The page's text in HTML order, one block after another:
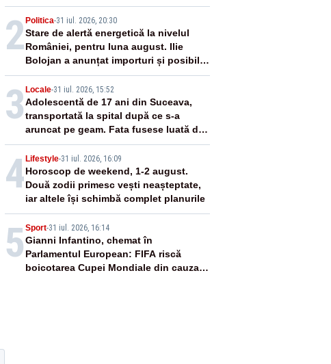
2Politica-31 iul. 2026, 20:30
Stare de alertă energetică la nivelul
României, pentru luna august. Ilie
Bolojan a anunțat importuri și posibile
restricții – VIDEO
3 Locale-31 iul. 2026, 15:52
Adolescentă de 17 ani din Suceava,
transportată la spital după ce s-a
aruncat pe geam. Fata fusese luată de
părinți de la o petrecere cu alcool
4Lifestyle-31 iul. 2026, 16:09
Horoscop de weekend, 1-2 august.
Două zodii primesc vești neașteptate,
iar altele își schimbă complet planurile
5 Sport-31 iul. 2026, 16:14
Gianni Infantino, chemat în
Parlamentul European: FIFA riscă
boicotarea Cupei Mondiale din cauza